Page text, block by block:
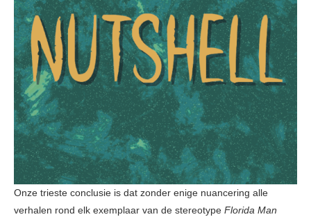
Onze trieste conclusie is dat zonder enige nuancering alle
verhalen rond elk exemplaar van de stereotype Florida Man